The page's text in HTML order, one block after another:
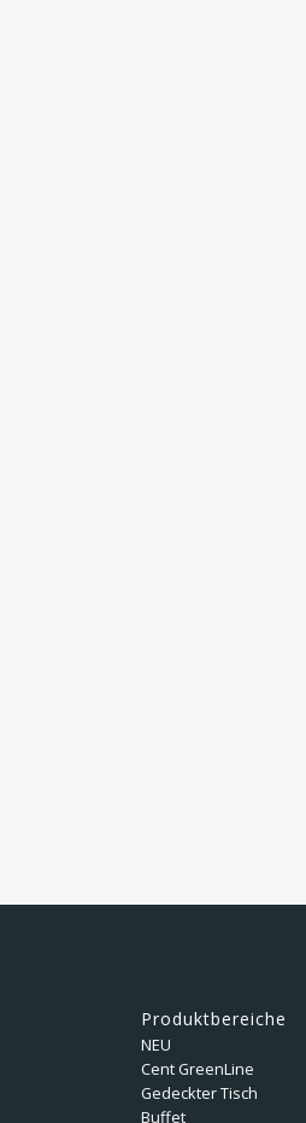
Produktbereiche
NEU
Cent GreenLine
Gedeckter Tisch
Buffet